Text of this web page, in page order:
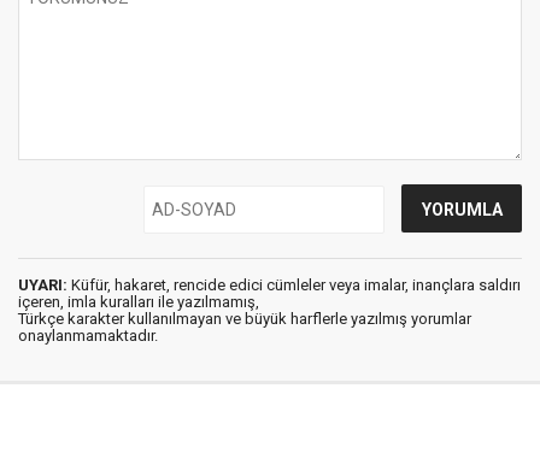
UYARI: Küfür, hakaret, rencide edici cümleler veya imalar, inançlara saldırı
içeren, imla kuralları ile yazılmamış,
Türkçe karakter kullanılmayan ve büyük harflerle yazılmış yorumlar
onaylanmamaktadır.